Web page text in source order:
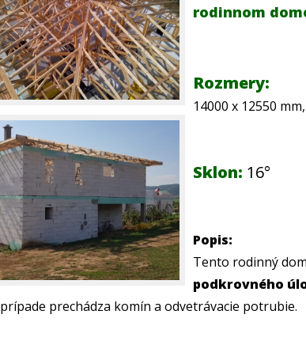
rodinnom
Rozmery:
14000 x 12550
Sklon: 16°
Popis:
Tento rodinný
podkrovného
prechádza komín a odvetrávacie potrubie.